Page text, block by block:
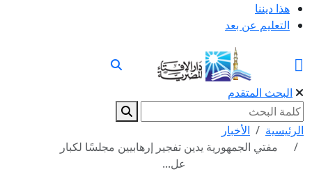
هذا ديننا
التعليم عن بعد
البحث المتقدم
الرئيسية
الأخبار
مفتي الجمهورية يدين تفجير إرهابيين مجلسًا لكبار
عل...